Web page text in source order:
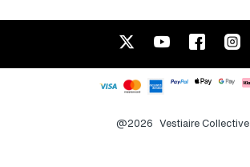
@2026 Vestiaire Collective